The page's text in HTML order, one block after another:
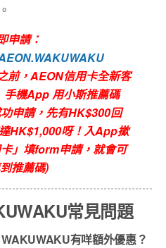
申請：
前，AEON信用卡全新客
手機App用小斯推薦碼
申請，先有HK$300回
HK$1,000呀！入App撳
」填form申請，就會可
推薦碼)
常見問題
有咩額外優惠？